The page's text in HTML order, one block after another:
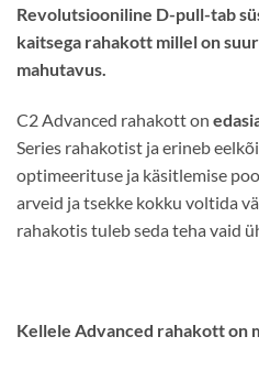
Revolutsiooniline D-pull-tab
kaitsega rahakott millel on
mahutavus.
C2 Advanced rahakott on
Series rahakotist ja erineb
optimeerituse ja käsitlemise
arveid ja tsekke kokku voltida
rahakotis tuleb seda teha vaid
Kellele Advanced rahakott on